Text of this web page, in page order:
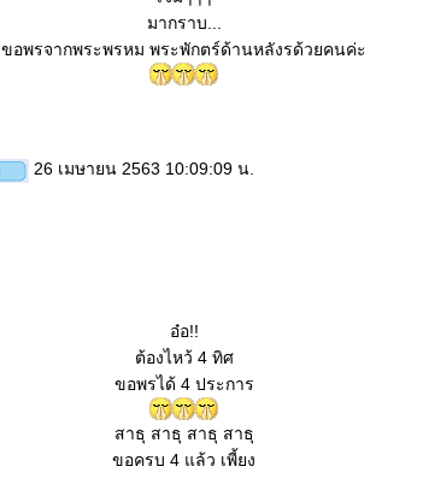
มากราบ...
ขอพรจากพระพรหม พระพักตร์ด้านหลังรด้วยคนค่ะ
26 เมษายน 2563 10:09:09 น.
อ๋อ!!
ต้องไหว้ 4 ทิศ
ขอพรได้ 4 ประการ
สาธุ สาธุ สาธุ สาธุ
ขอครบ 4 แล้ว เพี้ยง